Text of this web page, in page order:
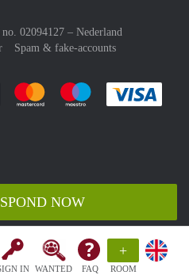
IN WANTED FAQ
+
ROOM
NOW
02094127 – Nederland
Spam & fake-accounts
Pay easily with :payment method
Pay easily with :payment
Pay easily with